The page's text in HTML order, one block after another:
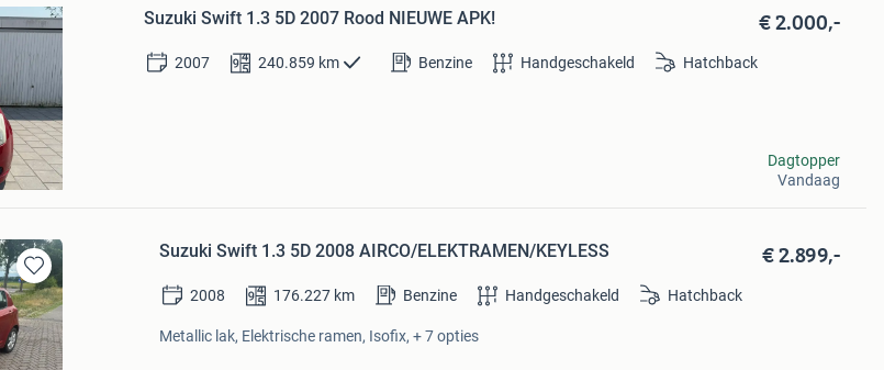
Mijn
Suzuki Swift 1.3 5D 2007 Rood NIEUWE APK! € 2.000,-
2007 240.859 km Benzine Handgeschakeld Hatchback
Dagtopper
Vandaag
Bewaren
in
Mijn
Favorieten
Suzuki Swift 1.3 5D 2008 AIRCO/ELEKTRAMEN/KEYLESS € 2.899,-
2008 176.227 km Benzine Handgeschakeld Hatchback
Metallic lak, Elektrische ramen, Isofix, + 7 opties